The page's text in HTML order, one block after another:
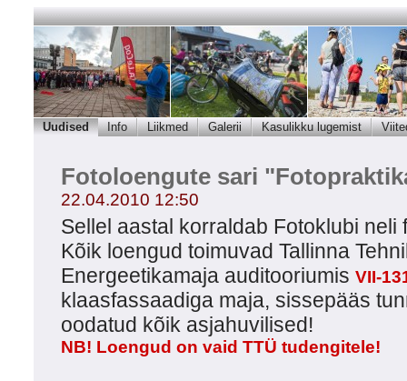
Uudised Info Liikmed Galerii Kasulikku lugemist
Fotoloengute sari
22.04.2010 12:50
Sellel aastal korraldab Fotoklubi neli
Kõik loengud toimuvad Tallinna
Energeetikamaja auditooriumis VII-
klaasfassaadiga maja, sissepääs
oodatud kõik asjahuvilised!
NB! Loengud on vaid TTÜ tudengitele!